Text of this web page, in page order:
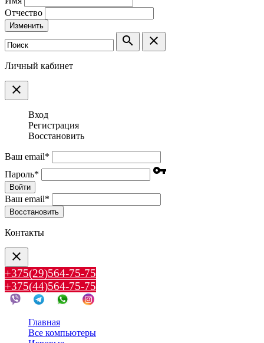
Отчество
Изменить
search clear
Личный кабинет
clear
Вход
Регистрация
Восстановить
Ваш email*
Пароль* vpn_key
Войти
Ваш email*
Воcстановить
Контакты
clear
+375(29)564-75-75
+375(44)564-75-75
Главная
Все компьютеры